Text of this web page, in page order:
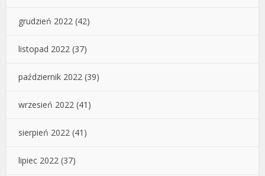
grudzień 2022 (42)
listopad 2022 (37)
październik 2022 (39)
wrzesień 2022 (41)
sierpień 2022 (41)
lipiec 2022 (37)